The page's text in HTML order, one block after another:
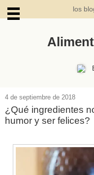
los
4 de septiembre de 2018
¿Qué ingredientes
humor y ser felices?